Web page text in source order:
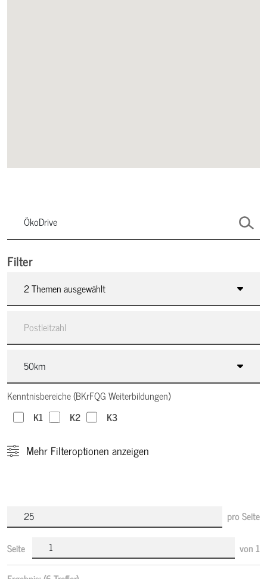
Filter
2 Themen ausgewählt
Kenntnisbereiche (BKrFQG Weiterbildungen)
K1
K2 K3
Mehr Filteroptionen anzeigen
pro Seite
Seite von 1